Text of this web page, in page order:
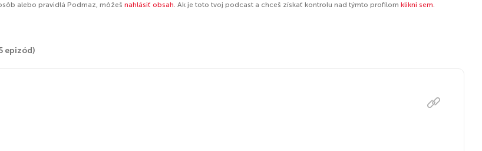
alebo pravidlá Podmaz, môžeš nahlásiť obsah. Ak je toto tvoj podcast a chceš získať kontrolu nad týmto profilom klikni sem.
epizód)